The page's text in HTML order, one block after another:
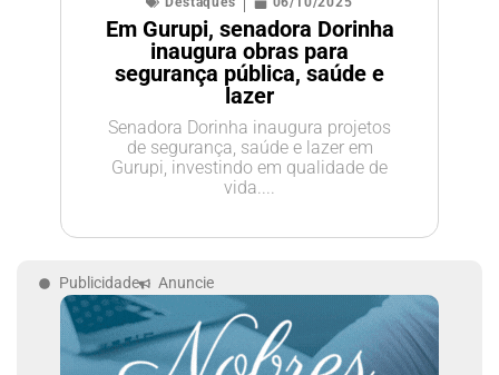
Em Gurupi, senadora Dorinha
inaugura obras para
segurança pública, saúde e
lazer
Senadora Dorinha inaugura projetos
de segurança, saúde e lazer em
Gurupi, investindo em qualidade de
vida....
Publicidade Anuncie